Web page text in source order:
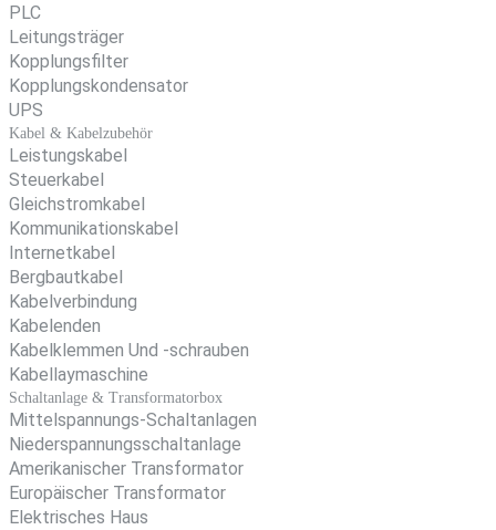
PLC
Leitungsträger
Kopplungsfilter
Kopplungskondensator
UPS
Kabel & Kabelzubehör
Leistungskabel
Steuerkabel
Gleichstromkabel
Kommunikationskabel
Internetkabel
Bergbautkabel
Kabelverbindung
Kabelenden
Kabelklemmen Und -schrauben
Kabellaymaschine
Schaltanlage & Transformatorbox
Mittelspannungs-Schaltanlagen
Niederspannungsschaltanlage
Amerikanischer Transformator
Europäischer Transformator
Elektrisches Haus